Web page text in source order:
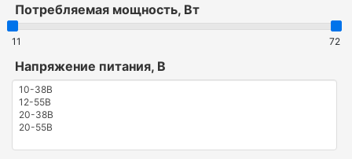
Потребляемая мощность, Вт
11 72
Напряжение питания, В